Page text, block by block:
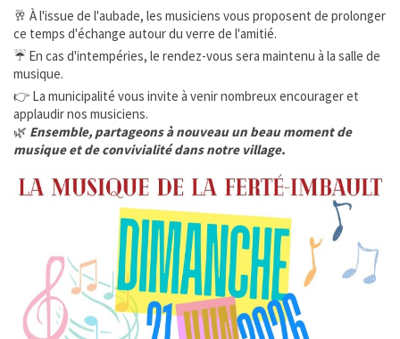
Enfance Jeunesse et Famille
Tourisme et Culture
Ça s'est passé à la Ferté
INFOS ÉPIZOOTIES
CATNAT - Sécheresse
URBANISME
ÉTAT CIVIL
🥂 À l'issue de l'aubade, les musiciens vous proposent de prolonger
ce temps d'échange autour du verre de l'amitié.
☔ En cas d'intempéries, le rendez-vous sera maintenu à la salle de
musique.
👉 La municipalité vous invite à venir nombreux encourager et
applaudir nos musiciens.
🌿 Ensemble, partageons à nouveau un beau moment de
musique et de convivialité dans notre village.